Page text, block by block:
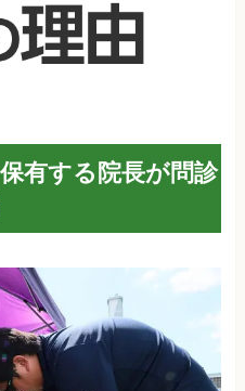
有する院長が問診